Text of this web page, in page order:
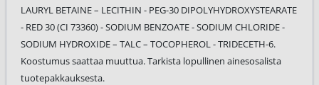
LAURYL BETAINE – LECITHIN - PEG-30 DIPOLYHYDROXYSTEARATE
- RED 30 (CI 73360) - SODIUM BENZOATE - SODIUM CHLORIDE -
SODIUM HYDROXIDE – TALC – TOCOPHEROL - TRIDECETH-6.
Koostumus saattaa muuttua. Tarkista lopullinen ainesosalista
tuotepakkauksesta.